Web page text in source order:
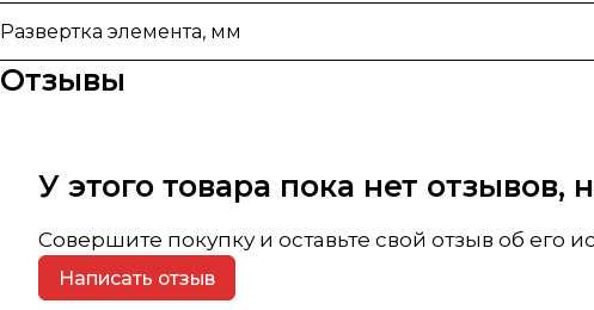
Развертка элемента, мм
Отзывы
У этого товара пока нет
Совершите покупку и оставьте свой отзыв об его
Написать отзыв